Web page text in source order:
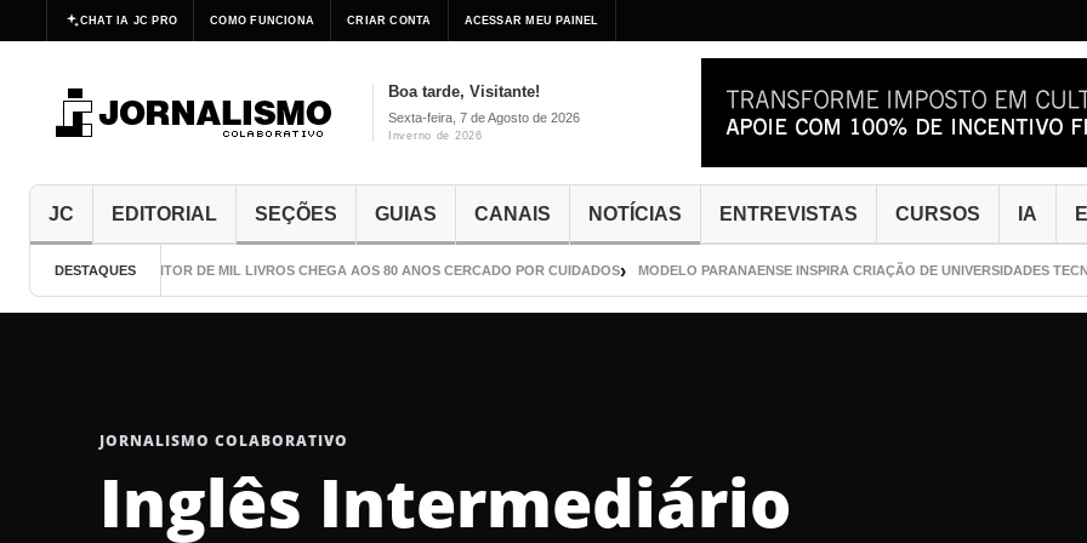
CHAT IA JC PRO COMO FUNCIONA CRIAR CONTA ACESSAR MEU PAINEL
Boa tarde, Visitante!
Sexta-feira, 7 de Agosto de 2026
Inverno de 2026
JC EDITORIAL SEÇÕES GUIAS CANAIS NOTÍCIAS ENTREVISTAS CURSOS IA
DESTAQUES
O ESCRITOR DE MIL LIVROS CHEGA AOS 80 ANOS CERCADO POR CUIDADOS MODELO PARANAENSE INSPIRA CRIAÇÃO DE UNIVERSIDADES
JORNALISMO COLABORATIVO
Inglês Intermediário